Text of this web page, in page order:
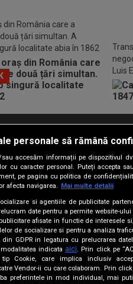
din România care a
țări simultan. A
localitate abia în 1862
Luis
si conditii Politica de
personale să rămână
accesăm informații pe dispozitivul
cu caracter personal. Puteți accepta
pe pagina cu politica de
afecta navigarea. Mai multe detalii
si agentiile de publicitate
date pentru a permite website-
afisate in functie de interesele
de socializare si pentru a analiza
GDPR in legatura cu prelucrarea
indicata aici. Prin click pe
tip Cookie, care implica inclusiv
Vendor-ii cu care colaboram. Prin click
preferintele in mod individual, mai